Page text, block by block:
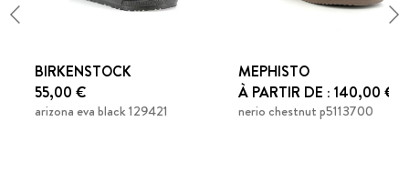
BIRKENSTOCK
55,00 €
arizona eva black 129421
MEPHISTO
À PARTIR DE : 140,00 €
nerio chestnut p5113700